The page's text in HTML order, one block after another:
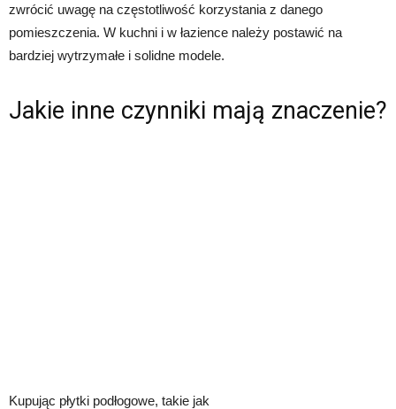
zwrócić uwagę na częstotliwość korzystania z danego
pomieszczenia. W kuchni i w łazience należy postawić na
bardziej wytrzymałe i solidne modele.
Jakie inne czynniki mają znaczenie?
Kupując płytki podłogowe, takie jak